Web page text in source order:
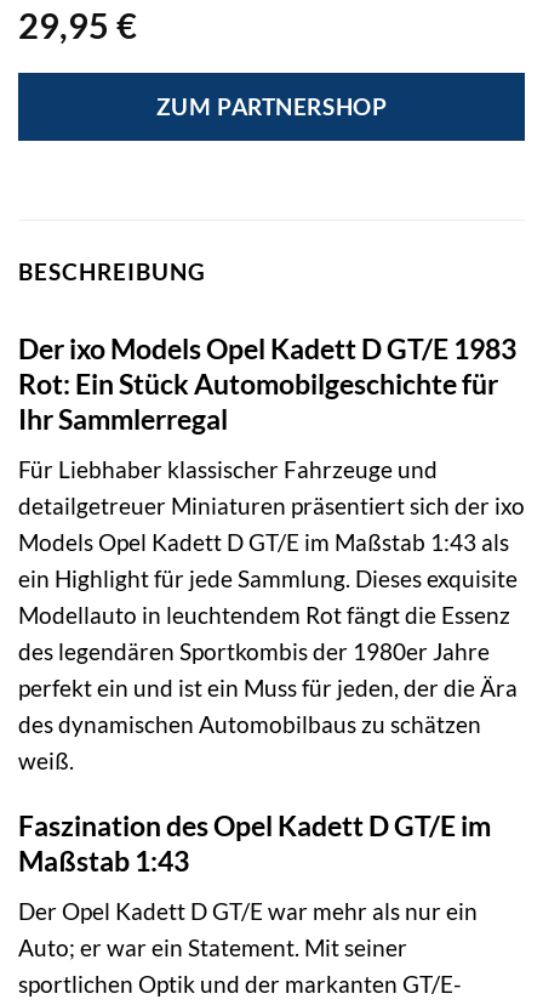
29,95 €
ZUM PARTNERSHOP
BESCHREIBUNG
Der ixo Models Opel Kadett D GT/E 1983
Rot: Ein Stück Automobilgeschichte für
Ihr Sammlerregal
Für Liebhaber klassischer Fahrzeuge und
detailgetreuer Miniaturen präsentiert sich der ixo
Models Opel Kadett D GT/E im Maßstab 1:43 als
ein Highlight für jede Sammlung. Dieses exquisite
Modellauto in leuchtendem Rot fängt die Essenz
des legendären Sportkombis der 1980er Jahre
perfekt ein und ist ein Muss für jeden, der die Ära
des dynamischen Automobilbaus zu schätzen
weiß.
Faszination des Opel Kadett D GT/E im
Maßstab 1:43
Der Opel Kadett D GT/E war mehr als nur ein
Auto; er war ein Statement. Mit seiner
sportlichen Optik und der markanten GT/E-